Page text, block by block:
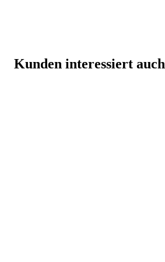
Kunden interessiert auch